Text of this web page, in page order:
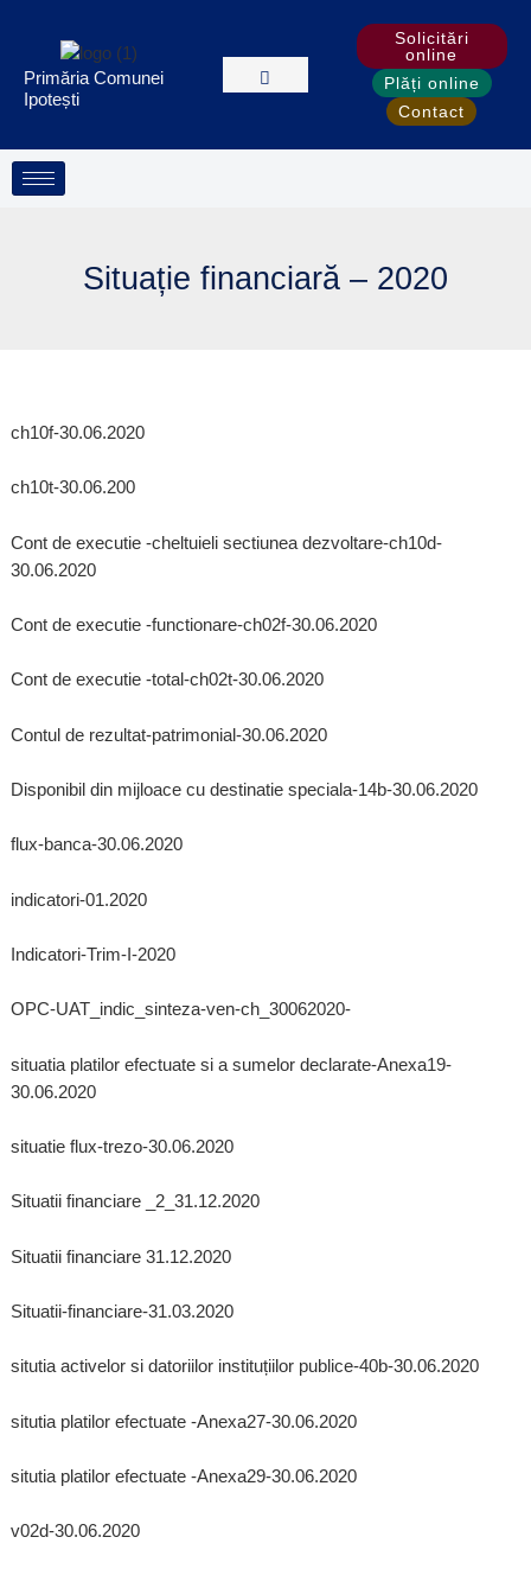
Primăria Comunei
Ipotești
Solicitări
online
Plăți online
Contact
Situație financiară – 2020
ch10f-30.06.2020
ch10t-30.06.200
Cont de executie -cheltuieli sectiunea dezvoltare-ch10d-
30.06.2020
Cont de executie -functionare-ch02f-30.06.2020
Cont de executie -total-ch02t-30.06.2020
Contul de rezultat-patrimonial-30.06.2020
Disponibil din mijloace cu destinatie speciala-14b-30.06.2020
flux-banca-30.06.2020
indicatori-01.2020
Indicatori-Trim-I-2020
OPC-UAT_indic_sinteza-ven-ch_30062020-
situatia platilor efectuate si a sumelor declarate-Anexa19-
30.06.2020
situatie flux-trezo-30.06.2020
Situatii financiare _2_31.12.2020
Situatii financiare 31.12.2020
Situatii-financiare-31.03.2020
situtia activelor si datoriilor instituțiilor publice-40b-30.06.2020
situtia platilor efectuate -Anexa27-30.06.2020
situtia platilor efectuate -Anexa29-30.06.2020
v02d-30.06.2020